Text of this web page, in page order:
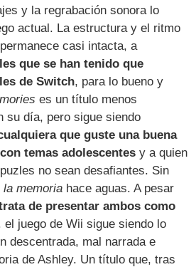
y la regrabación sonora lo
actual. La estructura y el ritmo
casi intacta, a
que se han tenido que
de Switch, para lo bueno y
es un título menos
su día, pero sigue siendo
que guste una buena
temas adolescentes y a quien
no sean desafiantes. Sin
memoria hace aguas. A pesar
de presentar ambos como
el juego de Wii sigue siendo lo
descentrada, mal narrada e
de Ashley. Un título que, tras